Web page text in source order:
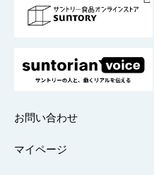
採用情報
お問い合わせ
マイページ